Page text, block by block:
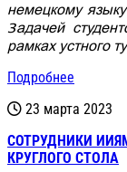
немецкому
Задачей
рамках устного
Подробнее
23 марта 2023
СОТРУДНИКИ
КРУГЛОГО СТОЛА